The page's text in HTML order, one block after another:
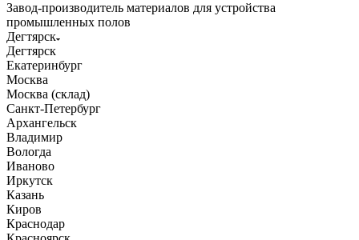
Завод-производитель материалов для устройства
промышленных полов
Дегтярск
Дегтярск
Екатеринбург
Москва
Москва (склад)
Санкт-Петербург
Архангельск
Владимир
Вологда
Иваново
Иркутск
Казань
Киров
Краснодар